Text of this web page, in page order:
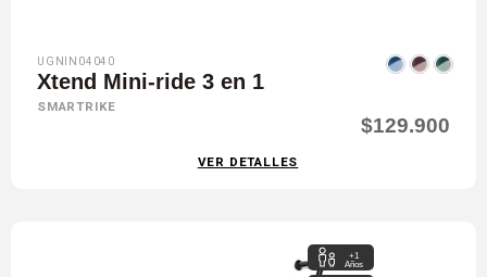
UGNIN04040
Xtend Mini-ride 3 en 1
SMARTRIKE
$129.900
VER DETALLES
+1
Años